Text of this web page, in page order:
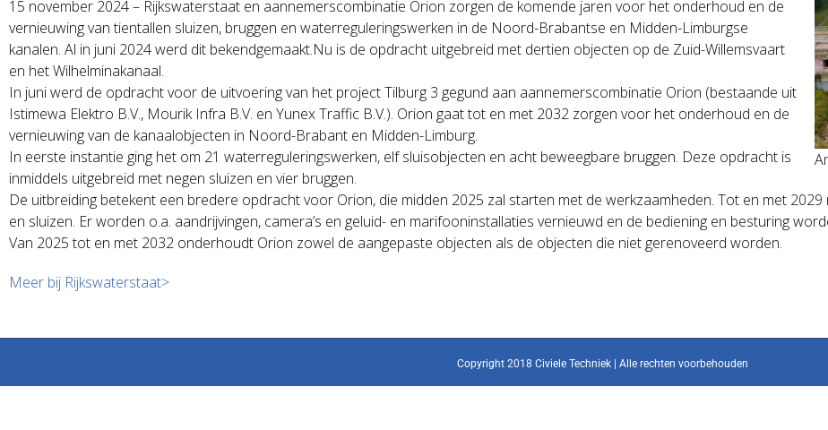
15 november 2024 – Rijkswaterstaat en aannemerscombinatie Orion zorgen de komende jaren voor het onderhoud en de
vernieuwing van tientallen sluizen, bruggen en waterreguleringswerken in de Noord-Brabantse en Midden-Limburgse
kanalen. Al in juni 2024 werd dit bekendgemaakt.Nu is de opdracht uitgebreid met dertien objecten op de Zuid-Willemsvaart
en het Wilhelminakanaal.
In juni werd de opdracht voor de uitvoering van het project Tilburg 3 gegund aan aannemerscombinatie Orion (bestaande uit
Istimewa Elektro B.V., Mourik Infra B.V. en Yunex Traffic B.V.). Orion gaat tot en met 2032 zorgen voor het onderhoud en de
vernieuwing van de kanaalobjecten in Noord-Brabant en Midden-Limburg.
In eerste instantie ging het om 21 waterreguleringswerken, elf sluisobjecten en acht beweegbare bruggen. Deze opdracht is
inmiddels uitgebreid met negen sluizen en vier bruggen.
De uitbreiding betekent een bredere opdracht voor Orion, die midden 2025 zal starten met de werkzaamheden. Tot en met
en sluizen. Er worden o.a. aandrijvingen, camera’s en geluid- en marifooninstallaties vernieuwd en de bediening en besturing
Van 2025 tot en met 2032 onderhoudt Orion zowel de aangepaste objecten als de objecten die niet gerenoveerd worden.
Meer bij Rijkswaterstaat>
Copyright 2018 Civiele Techniek | Alle rechten voorbehouden